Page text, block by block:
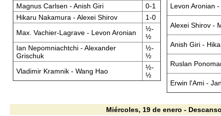
Magnus Carlsen - Anish Giri
0-1
Hikaru Nakamura - Alexei Shirov
1-0
Max. Vachier-Lagrave - Levon Aronian
½-
½
Ian Nepomniachtchi - Alexander
Grischuk
½-
½
Vladimir Kramnik - Wang Hao
½-
½
Levon Aronian
Alexei Shirov -
Anish Giri -
Ruslan
Erwin l'Ami -
Miércoles, 19 de enero -